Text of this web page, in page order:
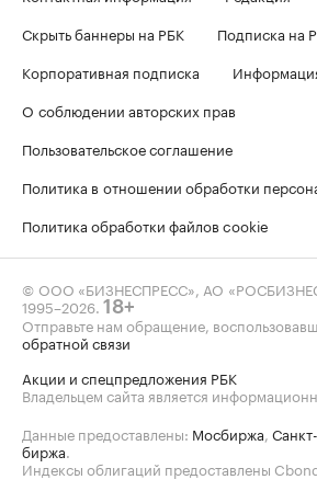
Скрыть баннеры на РБК
Подписка на
Корпоративная подписка
О соблюдении авторских прав
Пользовательское соглашение
Политика в отношении обработки
Политика обработки файлов cookie
© ООО «БИЗНЕСПРЕСС», АО
1995–2026. 18+
Отправьте нам обращение,
обратной связи
Акции и спецпредложения РБК
Владельцем сайта является
Данные предоставлены: Мосбиржа,
биржа.
Индексы облигаций предоставлены